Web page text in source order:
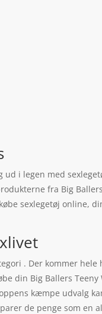
i legen med
fra Big
sexlegetøj online,
. Der kommer hele
din Big Ballers Teeny
kæmpe udvalg
de penge som en